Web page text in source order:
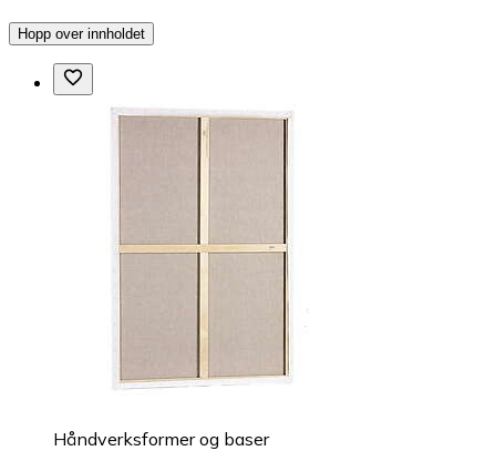
Hopp over innholdet
Håndverksformer og baser